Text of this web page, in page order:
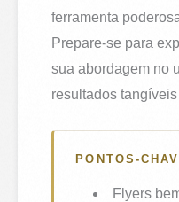
ferramenta
Prepare-se para
sua abordagem no
resultados
PONTOS-
Flyers